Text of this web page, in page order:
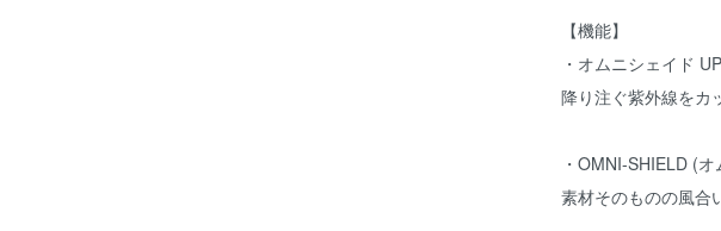
【機能】
・オムニシェイド
降り注ぐ紫外線をカ
・OMNI-SHIELD (
素材そのものの風合